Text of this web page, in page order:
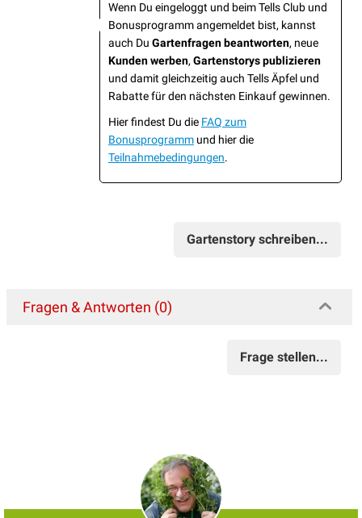
Wenn Du eingeloggt und beim Tells Club und
Bonusprogramm angemeldet bist, kannst
auch Du Gartenfragen beantworten, neue
Kunden werben, Gartenstorys publizieren
und damit gleichzeitig auch Tells Äpfel und
Rabatte für den nächsten Einkauf gewinnen.
Hier findest Du die FAQ zum
Bonusprogramm und hier die
Teilnahmebedingungen.
Gartenstory schreiben...
Fragen & Antworten (0)
Frage stellen...